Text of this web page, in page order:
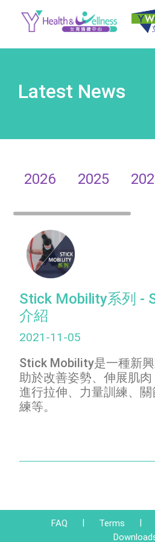
Latest News
2026 2025
Stick Mobility系列 -
介紹
2021-11-05
Stick Mobility是一種新
助於改善姿勢、伸展肌
進行拉伸、力量訓練、
練等。
FAQ | Terms |